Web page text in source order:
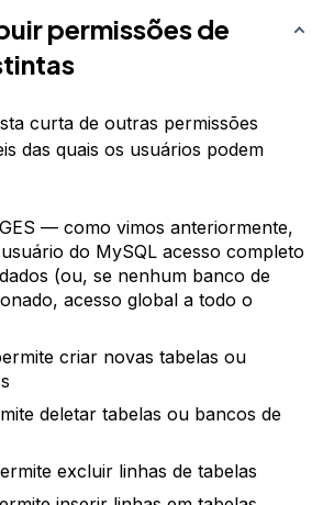
permissões de
curta de outras permissões
das quais os usuários podem
— como vimos anteriormente,
do MySQL acesso completo
(ou, se nenhum banco de
acesso global a todo o
criar novas tabelas ou
deletar tabelas ou bancos de
excluir linhas de tabelas